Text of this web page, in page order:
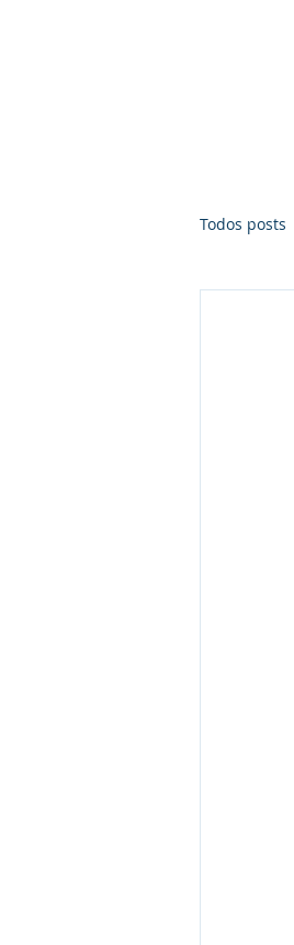
Todos posts